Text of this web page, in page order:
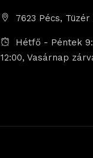
7623 Pécs, Tüzér
Hétfő - Péntek
12:00, Vasárnap